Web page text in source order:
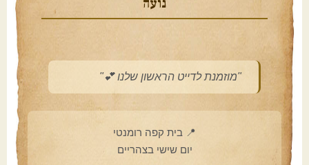
"מוזמנת לדייט הראשון שלנו 💕"
📍 בית קפה רומנטי
יום שישי בצהריים